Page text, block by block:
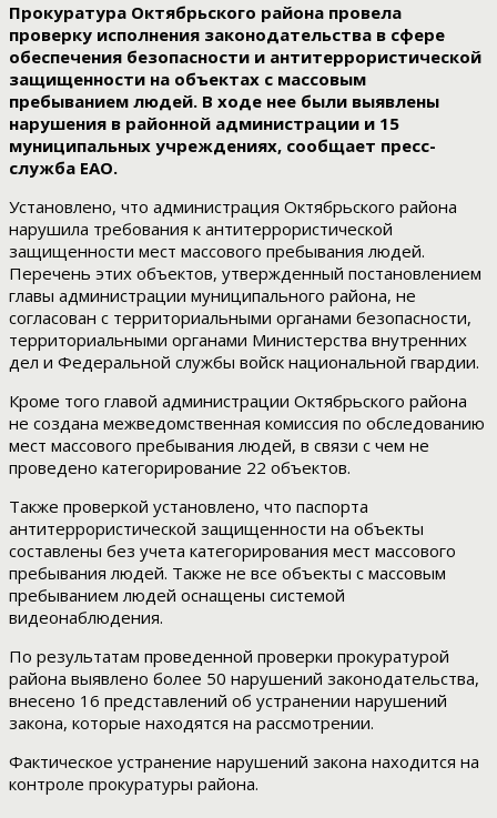
Прокуратура Октябрьского района провела
проверку исполнения законодательства в сфере
обеспечения безопасности и антитеррористической
защищенности на объектах с массовым
пребыванием людей. В ходе нее были выявлены
нарушения в районной администрации и 15
муниципальных учреждениях, сообщает пресс-
служба ЕАО.
Установлено, что администрация Октябрьского района
нарушила требования к антитеррористической
защищенности мест массового пребывания людей.
Перечень этих объектов, утвержденный постановлением
главы администрации муниципального района, не
согласован с территориальными органами безопасности,
территориальными органами Министерства внутренних
дел и Федеральной службы войск национальной гвардии.
Кроме того главой администрации Октябрьского района
не создана межведомственная комиссия по обследованию
мест массового пребывания людей, в связи с чем не
проведено категорирование 22 объектов.
Также проверкой установлено, что паспорта
антитеррористической защищенности на объекты
составлены без учета категорирования мест массового
пребывания людей. Также не все объекты с массовым
пребыванием людей оснащены системой
видеонаблюдения.
По результатам проведенной проверки прокуратурой
района выявлено более 50 нарушений законодательства,
внесено 16 представлений об устранении нарушений
закона, которые находятся на рассмотрении.
Фактическое устранение нарушений закона находится на
контроле прокуратуры района.